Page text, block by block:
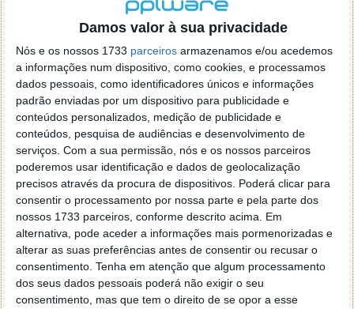
Damos valor à sua privacidade
Nós e os nossos 1733 parceiros armazenamos e/ou acedemos
a informações num dispositivo, como cookies, e processamos
dados pessoais, como identificadores únicos e informações
padrão enviadas por um dispositivo para publicidade e
conteúdos personalizados, medição de publicidade e
conteúdos, pesquisa de audiências e desenvolvimento de
serviços. Com a sua permissão, nós e os nossos parceiros
poderemos usar identificação e dados de geolocalização
precisos através da procura de dispositivos. Poderá clicar para
consentir o processamento por nossa parte e pela parte dos
nossos 1733 parceiros, conforme descrito acima. Em
alternativa, pode aceder a informações mais pormenorizadas e
alterar as suas preferências antes de consentir ou recusar o
consentimento. Tenha em atenção que algum processamento
dos seus dados pessoais poderá não exigir o seu
consentimento, mas que tem o direito de se opor a esse
Segundo o relatório, os jovens que passam mais de
três horas diárias em redes sociais têm o dobro do
risco de desenvolver problemas de saúde mental.
Embora uma etiqueta de aviso por si só não resolva
todos os problemas,pode ser mais uma ferramenta
para aumentar a consciencialização.
Por outro lado, iniciativas semelhantes já
enfrentaram dificuldades. No Texas, um projeto de
lei que obrigava as redes sociais a bloquear
conteúdos "prejudiciais" para adolescentes foi
recentemente anulado em 2024. No entanto, a
obrigatoriedade de etiquetas de aviso,
especialmente num estado como a Califórnia com
um histórico robusto em legislação inovadora,
parece uma proposta mais viável.